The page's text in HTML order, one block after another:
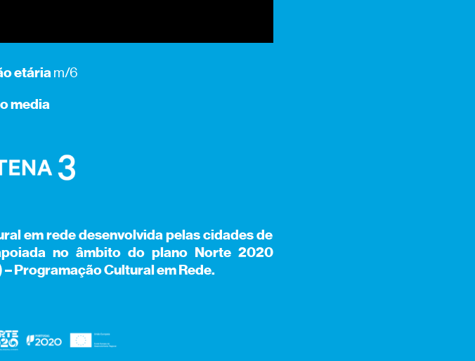
etária m/6
media
em rede desenvolvida pelas cidades de
no âmbito do plano Norte 2020
Programação Cultural em Rede.